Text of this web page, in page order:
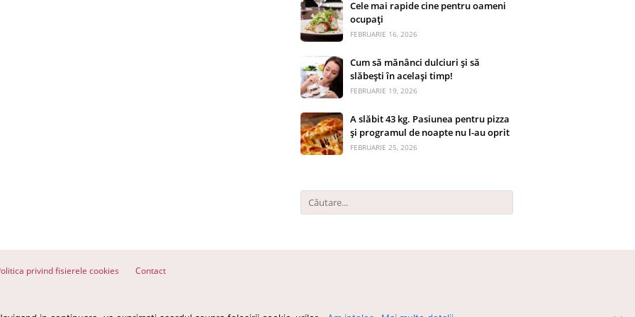
Cele mai rapide cine pentru oameni
ocupați
FEBRUARIE 16, 2026
Cum să mănânci dulciuri și să
slăbești în același timp!
FEBRUARIE 19, 2026
A slăbit 43 kg. Pasiunea pentru pizza
și programul de noapte nu l-au oprit
FEBRUARIE 25, 2026
privind fisierele cookies Contact